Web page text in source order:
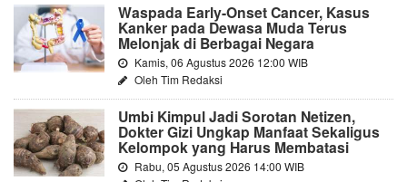
Waspada Early-Onset Cancer, Kasus
Kanker pada Dewasa Muda Terus
Melonjak di Berbagai Negara
Kamis, 06 Agustus 2026 12:00 WIB
Oleh Tim Redaksi
Umbi Kimpul Jadi Sorotan Netizen,
Dokter Gizi Ungkap Manfaat Sekaligus
Kelompok yang Harus Membatasi
Rabu, 05 Agustus 2026 14:00 WIB